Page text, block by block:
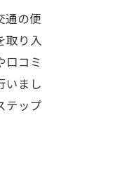
通の便
取り入
口コミ
いまし
テップ